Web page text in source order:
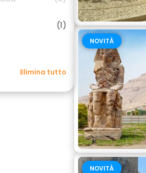
(1)
Elimina tutto
NOVITÀ
NOVITÀ